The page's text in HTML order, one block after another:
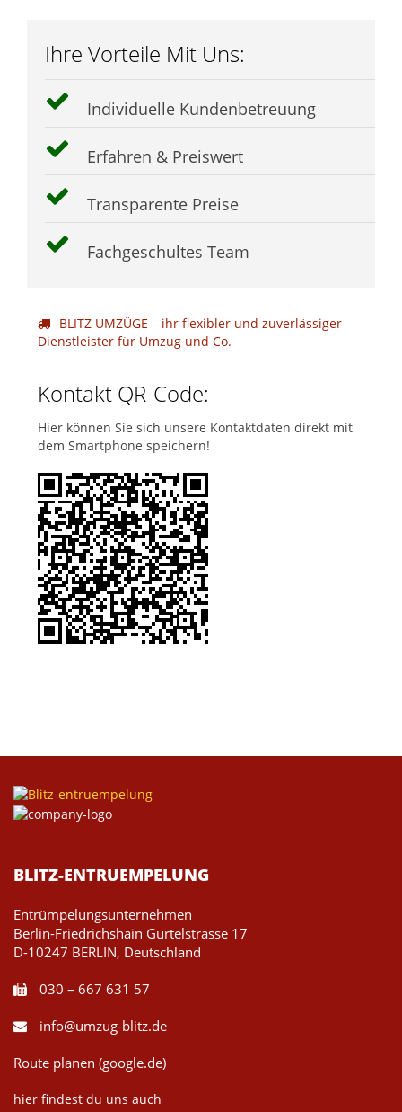
Ihre Vorteile Mit Uns:
Individuelle Kundenbetreuung
Erfahren & Preiswert
Transparente Preise
Fachgeschultes Team
BLITZ UMZÜGE – ihr flexibler und zuverlässiger
Dienstleister für Umzug und Co.
Kontakt QR-Code:
Hier können Sie sich unsere Kontaktdaten direkt mit
dem Smartphone speichern!
BLITZ-ENTRUEMPELUNG
Entrümpelungsunternehmen
Berlin-Friedrichshain Gürtelstrasse 17
D-10247 BERLIN, Deutschland
030 – 667 631 57
info@umzug-blitz.de
Route planen (google.de)
hier findest du uns auch